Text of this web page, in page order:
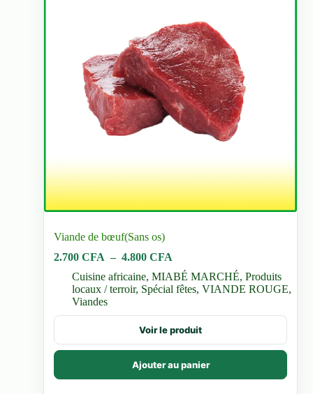
Viande de bœuf(Sans os)
2.700CFA – 4.800CFA
de
prix :
2.700 CFA
4.800 CFA
Cuisine africaine,MIABÉ MARCHÉ,Produits
locaux / terroir, Spécial fêtes,VIANDE ROUGE,
Viandes
Voir le produit
Ajouter au panier
Ce
a
plusieurs
Les